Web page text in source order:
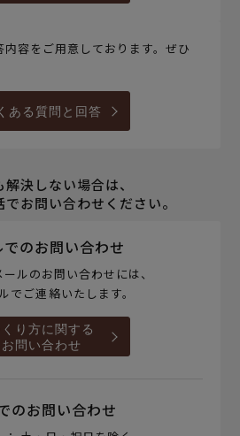
容をご用意しております。ぜひ
ある質問と回答
決しない場合は、
お問い合わせください。
でのお問い合わせ
ルのお問い合わせには、
でご連絡いたします。
り方に関する
お問い合わせ
のお問い合わせ